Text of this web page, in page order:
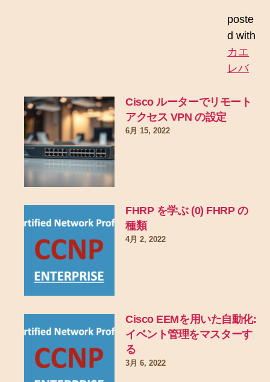
poste
d with
カエ
レバ
Cisco ルーターでリモート
アクセス VPN の設定
6月 15, 2022
FHRP を学ぶ (0) FHRP の
種類
4月 2, 2022
Cisco EEMを用いた自動化:
イベント管理をマスターす
る
3月 6, 2022